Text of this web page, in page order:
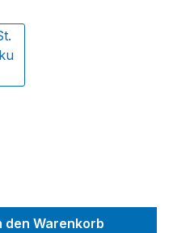
den
den Warenkorb